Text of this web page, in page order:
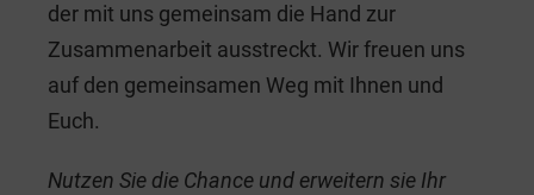
der mit uns gemeinsam die Hand zur
Zusammenarbeit ausstreckt. Wir freuen uns
auf den gemeinsamen Weg mit Ihnen und
Euch.
Nutzen Sie die Chance und erweitern sie Ihr